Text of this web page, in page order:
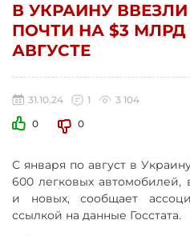
В УКРАИНУ
ПОЧТИ НА $3 МЛРД
АВГУСТЕ
31.10.24 1
3 104
0
0
С января по август в
600 легковых
и новых, сообщает
ссылкой на данные Госстата.